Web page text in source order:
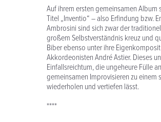
Auf ihrem ersten gemeinsamen
Titel „Inventio“ – also Erfindung bzw.
Ambrosini sind sich zwar der
großem Selbstverständnis kreuz und
Biber ebenso unter ihre
Akkordeonisten André Astier. Dieses
Einfallsreichtum, die ungeheure Fülle
gemeinsamen Improvisieren zu
wiederholen und vertiefen lässt.
****